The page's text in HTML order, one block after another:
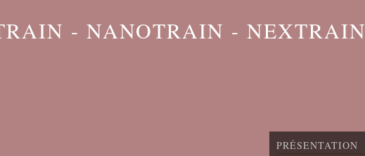
- NANOTRAIN - NEXTRAIN
PRÉSENTATION